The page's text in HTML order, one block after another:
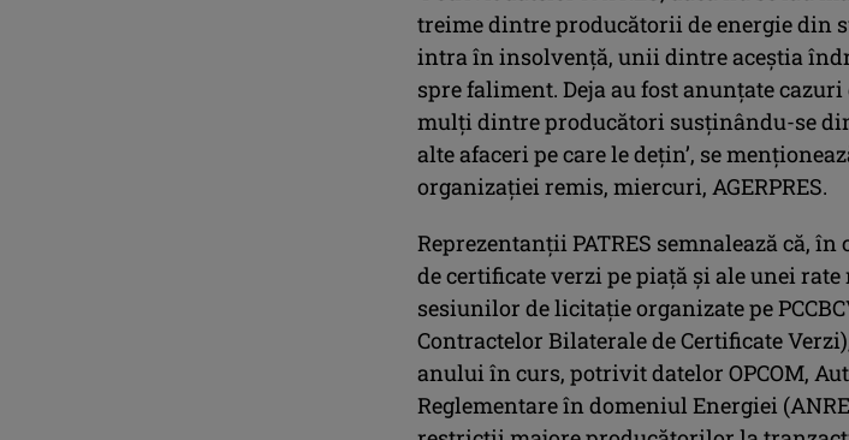
treime dintre producătorii de energie din
intra în insolvenţă, unii dintre aceştia
spre faliment. Deja au fost anunţate
mulţi dintre producători susţinându-se
alte afaceri pe care le deţin’, se
organizaţiei remis, miercuri, AGERPRES.
Reprezentanţii PATRES semnalează că,
de certificate verzi pe piaţă şi ale unei rate
sesiunilor de licitaţie organizate pe
Contractelor Bilaterale de Certificate
anului în curs, potrivit datelor OPCOM,
Reglementare în domeniul Energiei